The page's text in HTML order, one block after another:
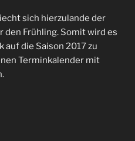
sich hierzulande der
den Frühling. Somit wird es
auf die Saison 2017 zu
Terminkalender mit